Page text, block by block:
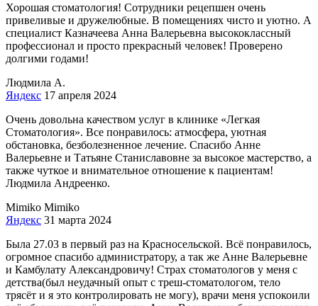
Хорошая стоматология! Сотрудники рецепшен очень
привеливые и дружелюбные. В помещениях чисто и уютно. А
специалист Казначеева Анна Валерьевна высококлассный
профессионал и просто прекрасный человек! Проверено
долгими годами!
Людмила А.
Яндекс 17 апреля 2024
Очень довольна качеством услуг в клинике «Легкая
Стоматология». Все понравилось: атмосфера, уютная
обстановка, безболезненное лечение. Спасибо Анне
Валерьевне и Татьяне Станиславовне за высокое мастерство, а
также чуткое и внимательное отношение к пациентам!
Людмила Андреенко.
Mimiko Mimiko
Яндекс 31 марта 2024
Была 27.03 в первый раз на Красносельской. Всё понравилось,
огромное спасибо администратору, а так же Анне Валерьевне
и Камбулату Александровичу! Страх стоматологов у меня с
детства(был неудачный опыт с треш-стоматологом, тело
трясёт и я это контролировать не могу), врачи меня успокоили